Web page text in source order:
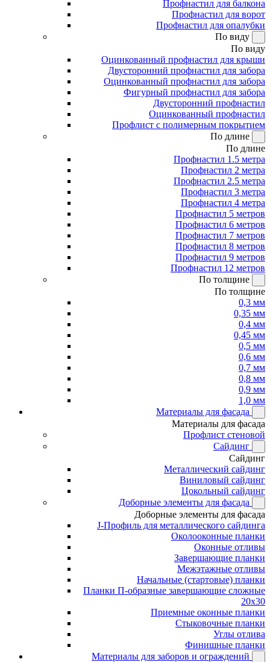
Профнастил для балкона
Профнастил для ворот
Профнастил для опалубки
По виду
По виду
Оцинкованный профнастил для крыши
Двусторонний профнастил для забора
Оцинкованный профнастил для забора
Фигурный профнастил для забора
Двусторонний профнастил
Оцинкованный профнастил
Профлист с полимерным покрытием
По длине
По длине
Профнастил 1.5 метра
Профнастил 2 метра
Профнастил 2.5 метра
Профнастил 3 метра
Профнастил 4 метра
Профнастил 5 метров
Профнастил 6 метров
Профнастил 7 метров
Профнастил 8 метров
Профнастил 9 метров
Профнастил 12 метров
По толщине
По толщине
0,3 мм
0,35 мм
0,4 мм
0,45 мм
0,5 мм
0,6 мм
0,7 мм
0,8 мм
0,9 мм
1,0 мм
Материалы для фасада
Материалы для фасада
Профлист стеновой
Сайдинг
Сайдинг
Металлический сайдинг
Виниловый сайдинг
Цокольный сайдинг
Доборные элементы для фасада
Доборные элементы для фасада
J-Профиль для металлического сайдинга
Околооконные планки
Оконные отливы
Завершающие планки
Межэтажные отливы
Начальные (стартовые) планки
Планки П-образные завершающие сложные
20x30
Приемные оконные планки
Стыковочные планки
Углы отлива
Финишные планки
Материалы для заборов и ограждений